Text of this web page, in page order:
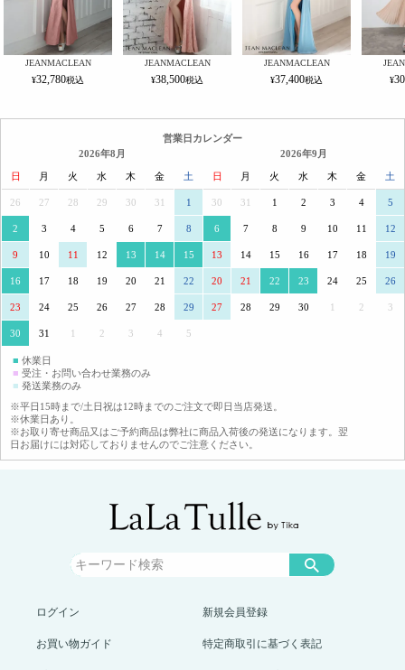
JEANMACLEAN
32,780
JEANMACLEAN
38,500
JEANMACLEAN
37,400
営業日カレンダー
2026年8月
日 月 火 水 木 金 土
26 27 28 29 30 31 1
2 3 4 5 6 7 8
9 10 11 12 13 14 15
16 17 18 19 20 21 22
23 24 25 26 27 28 29
30 31 1 2 3 4 5
2026年9月
日 月 火 水 木 金 土
30 31 1 2 3 4 5
6 7 8 9 10 11 12
13 14 15 16 17 18 19
20 21 22 23 24 25 26
27 28 29 30 1 2 3
■ 休業日
■ 受注・お問い合わせ業務のみ
■ 発送業務のみ
※平日15時まで/土日祝は12時までのご注文で即日当店発送。
※休業日あり。
※お取り寄せ商品又はご予約商品は弊社に商品入荷後の発送になります。翌
日お届けには対応しておりませんのでご注意ください。
ログイン 新規会員登録
お買い物ガイド 特定商取引に基づく表記